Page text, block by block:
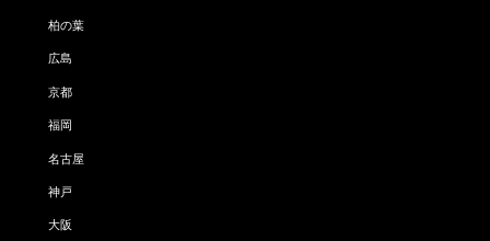
柏の葉
広島
京都
福岡
名古屋
神戸
大阪